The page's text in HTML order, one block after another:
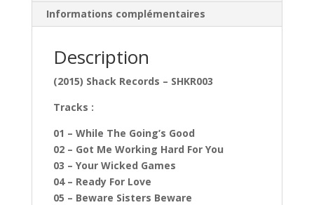
Informations complémentaires
Description
(2015) Shack Records – SHKR003
Tracks :
01 – While The Going’s Good
02 – Got Me Working Hard For You
03 – Your Wicked Games
04 – Ready For Love
05 – Beware Sisters Beware